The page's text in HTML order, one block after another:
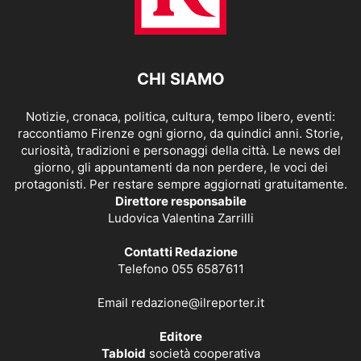
CHI SIAMO
Notizie, cronaca, politica, cultura, tempo libero, eventi:
raccontiamo Firenze ogni giorno, da quindici anni. Storie,
curiosità, tradizioni e personaggi della città. Le news del
giorno, gli appuntamenti da non perdere, le voci dei
protagonisti. Per restare sempre aggiornati gratuitamente.
Direttore responsabile
Ludovica Valentina Zarrilli
Contatti Redazione
Telefono 055 6587611
Email redazione@ilreporter.it
Editore
Tabloid società cooperativa